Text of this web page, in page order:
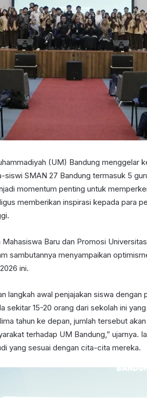
(UM) Bandung menggelar
siswi SMAN 27 Bandung termasuk 5
momentum penting untuk
memberikan inspirasi kepada para
Mahasiswa Baru dan Promosi
sambutannya menyampaikan
ini.
langkah awal penjajakan siswa dengan
sekitar 15-20 orang dari sekolah ini
tahun ke depan, jumlah tersebut
terhadap UM Bandung,” ujarnya.
yang sesuai dengan cita-cita mereka.